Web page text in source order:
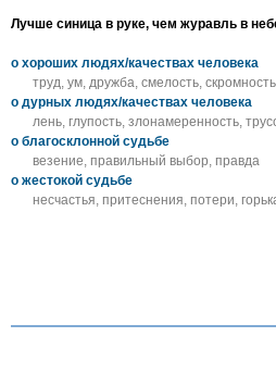
Лучше синица в руке, чем журавль в
о хороших людях/качествах человека
труд, ум, дружба, смелость,
о дурных людях/качествах человека
лень, глупость, злонамеренность,
о благосклонной судьбе
везение, правильный выбор, правда
о жестокой судьбе
несчастья, притеснения, потери,